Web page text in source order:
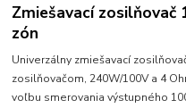
Zmiešavací
zón
Univerzálny zmiešavací
zosilňovačom, 240W/100V a 4
voľbu smerovania výstupného